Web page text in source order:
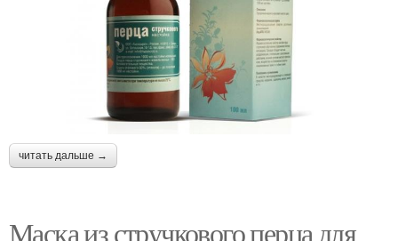
читать дальше →
Маска из стручкового перца для